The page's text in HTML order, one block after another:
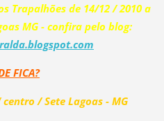
Trapalhões de 14/12 / 2010 a
MG - confira pelo blog:
FICA?
/ Sete Lagoas - MG